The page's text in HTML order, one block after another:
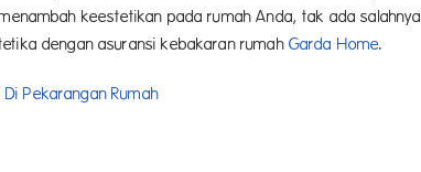
keestetikan pada rumah Anda, tak ada
dengan asuransi kebakaran rumah Garda Home.
Pekarangan Rumah